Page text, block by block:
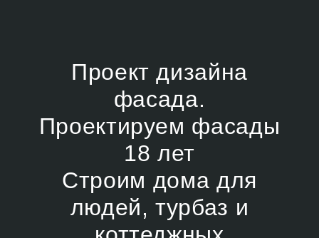
Проект дизайна
фасада.
Проектируем фасады
18 лет
Строим дома для
людей, турбаз и